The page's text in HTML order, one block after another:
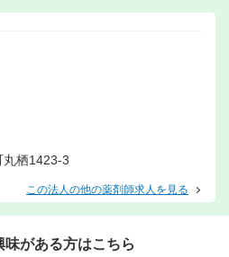
丸栖1423-3
この法人の他の薬剤師求人を見る
味がある方はこちら